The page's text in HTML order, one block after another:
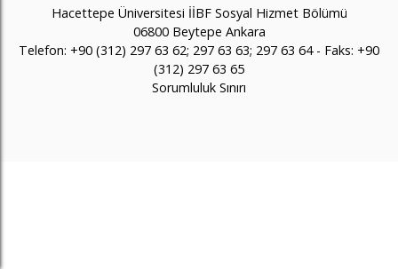
Hacettepe Üniversitesi İİBF Sosyal Hizmet Bölümü
06800 Beytepe Ankara
Telefon: +90 (312) 297 63 62; 297 63 63; 297 63 64 - Faks: +90
(312) 297 63 65
Sorumluluk Sınırı